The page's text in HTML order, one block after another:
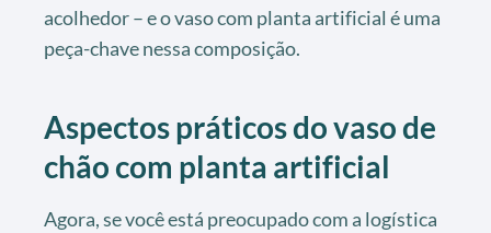
acolhedor – e o vaso com planta artificial é uma
peça-chave nessa composição.
Aspectos práticos do vaso de
chão com planta artificial
Agora, se você está preocupado com a logística